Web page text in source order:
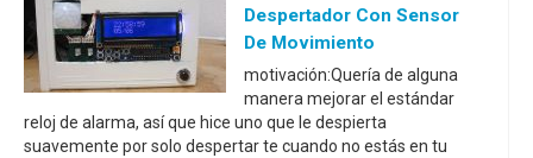
Despertador Con Sensor
De Movimiento
motivación:Quería de alguna
manera mejorar el estándar
reloj de alarma, así que hice uno que le despierta
suavemente por solo despertar te cuando no estás en tu